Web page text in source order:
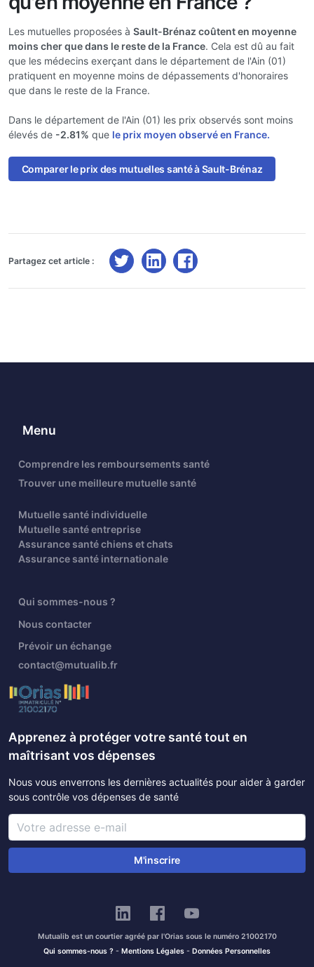
Les mutuelles proposées à Sault-Brénaz coûtent en moyenne
moins cher que dans le reste de la France. Cela est dû au fait
que les médecins exerçant dans le département de l'Ain (01)
pratiquent en moyenne moins de dépassements d'honoraires
que dans le reste de la France.
Dans le département de l'Ain (01) les prix observés sont moins
élevés de -2.81% que le prix moyen observé en France.
Comparer le prix des mutuelles santé à Sault-Brénaz
Partagez cet article :
Menu
Comprendre les remboursements santé
Trouver une meilleure mutuelle santé
Mutuelle santé individuelle
Mutuelle santé entreprise
Assurance santé chiens et chats
Assurance santé internationale
Qui sommes-nous ?
Nous contacter
Prévoir un échange
contact@mutualib.fr
Apprenez à protéger votre santé tout en
maîtrisant vos dépenses
Nous vous enverrons les dernières actualités pour aider à garder
sous contrôle vos dépenses de santé
M'inscrire
Mutualib est un courtier agréé par l'Orias sous le numéro 21002170
Qui sommes-nous ? - Mentions Légales - Données Personnelles